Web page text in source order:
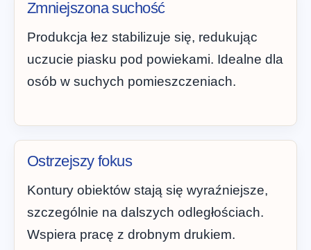
Zmniejszona suchość
Produkcja łez stabilizuje się, redukując
uczucie piasku pod powiekami. Idealne dla
osób w suchych pomieszczeniach.
Ostrzejszy fokus
Kontury obiektów stają się wyraźniejsze,
szczególnie na dalszych odległościach.
Wspiera pracę z drobnym drukiem.